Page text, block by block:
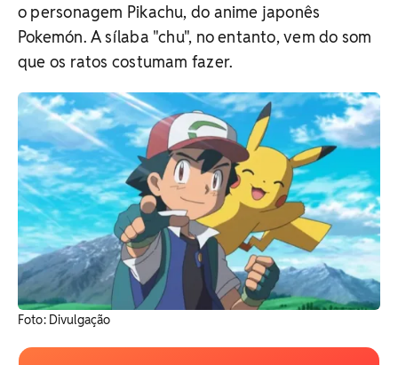
o personagem Pikachu, do anime japonês
Pokemón. A sílaba "chu", no entanto, vem do som
que os ratos costumam fazer.
Foto: Divulgação